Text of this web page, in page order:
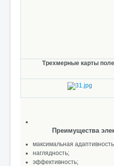
Трехмерные карты
Преимущества
максимальная
наглядность;
эффективность;